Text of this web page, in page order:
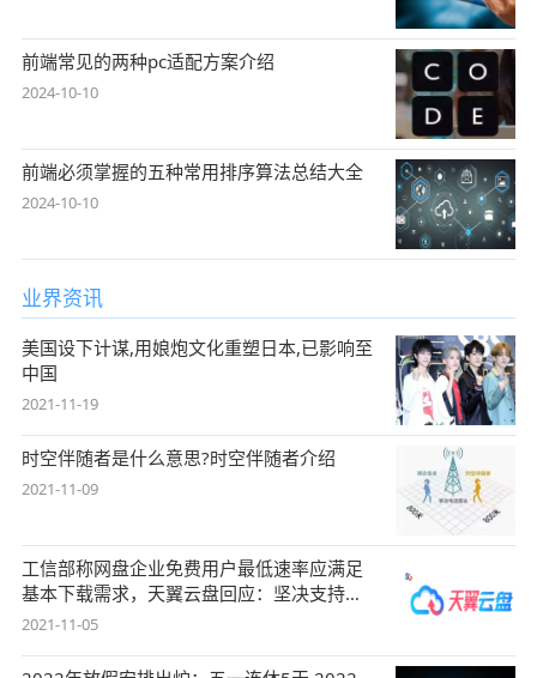
前端常见的两种pc适配方案介绍
2024-10-10
前端必须掌握的五种常用排序算法总结大全
2024-10-10
业界资讯
美国设下计谋,用娘炮文化重塑日本,已影响至
中国
2021-11-19
时空伴随者是什么意思?时空伴随者介绍
2021-11-09
工信部称网盘企业免费用户最低速率应满足
基本下载需求，天翼云盘回应：坚决支持，
始终
2021-11-05